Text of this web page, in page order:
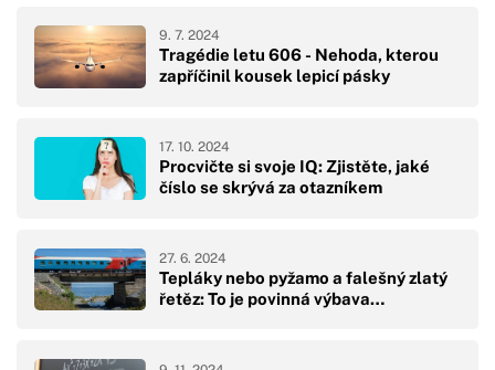
Tragédie letu 606 - Nehoda, kterou
zapříčinil kousek lepicí pásky
9. 7. 2024
Procvičte si svoje IQ: Zjistěte, jaké
číslo se skrývá za otazníkem
17. 10. 2024
Tepláky nebo pyžamo a falešný zlatý
řetěz: To je povinná výbava…
27. 6. 2024